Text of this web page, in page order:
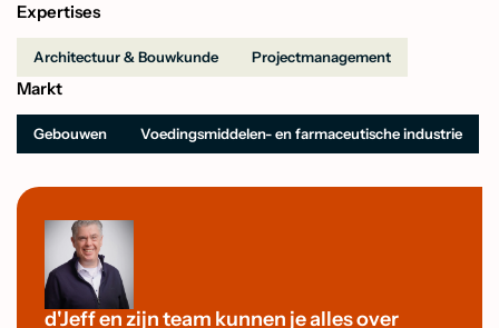
Expertises
Architectuur & Bouwkunde Projectmanagement
Markt
Gebouwen Voedingsmiddelen- en farmaceutische industrie
d'Jeff en zijn team kunnen je alles over